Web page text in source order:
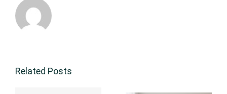
Related Posts